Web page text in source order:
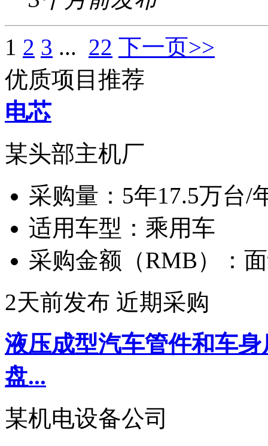
1 2 3 ... 22 下一页>>
优质项目推荐
电芯
某头部主机厂
采购量： 5年17.5万台/
适用车型： 乘用车
采购金额（RMB）：
2天前发布 近期采购
液压成型汽车管件和车
盘...
某机电设备公司